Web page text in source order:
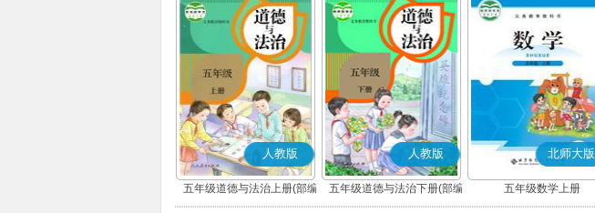
人教版
五年级道德与法治上册(部编
版)
人教版
五年级道德与法治下册(部编
版)
北师大版
五年级数学上册